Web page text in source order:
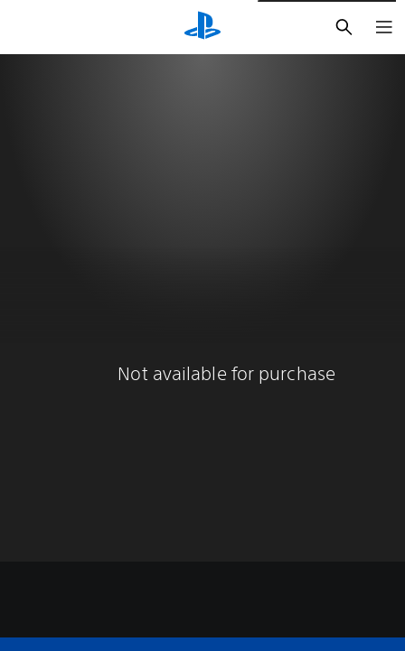
חיפוש
Not available for purchase